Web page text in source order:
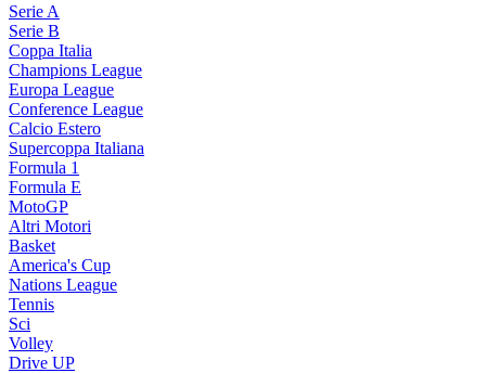
Serie A
Serie B
Coppa Italia
Champions League
Europa League
Conference League
Calcio Estero
Supercoppa Italiana
Formula 1
Formula E
MotoGP
Altri Motori
Basket
America's Cup
Nations League
Tennis
Sci
Volley
Drive UP